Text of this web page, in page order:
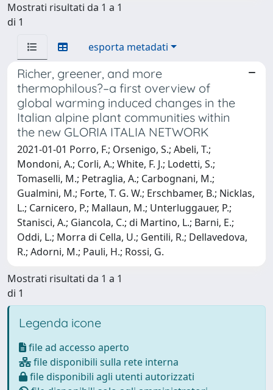
Mostrati risultati da 1 a 1
di 1
esporta metadati
Richer, greener, and more
thermophilous?–a first overview of
global warming induced changes in the
Italian alpine plant communities within
the new GLORIA ITALIA NETWORK
2021-01-01 Porro, F.; Orsenigo, S.; Abeli, T.;
Mondoni, A.; Corli, A.; White, F. J.; Lodetti, S.;
Tomaselli, M.; Petraglia, A.; Carbognani, M.;
Gualmini, M.; Forte, T. G. W.; Erschbamer, B.; Nicklas,
L.; Carnicero, P.; Mallaun, M.; Unterluggauer, P.;
Stanisci, A.; Giancola, C.; di Martino, L.; Barni, E.;
Oddi, L.; Morra di Cella, U.; Gentili, R.; Dellavedova,
R.; Adorni, M.; Pauli, H.; Rossi, G.
Mostrati risultati da 1 a 1
di 1
Legenda icone
file ad accesso aperto
file disponibili sulla rete interna
file disponibili agli utenti autorizzati